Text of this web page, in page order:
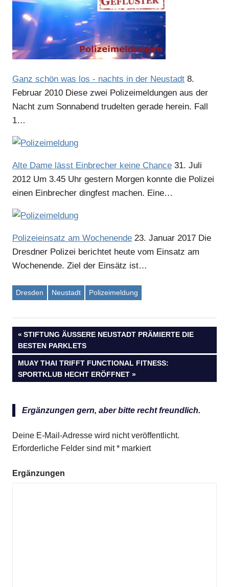
Anzeige
Anzeige
Anzeige
Anzeige
Ganz schön was los - nachts in der Neustadt 8.
Februar 2010 Diese zwei Polizeimeldungen aus der
Nacht zum Sonnabend trudelten gerade herein. Fall
1…
Alte Dame lässt Einbrecher keine Chance 31. Juli
2012 Um 3.45 Uhr gestern Morgen konnte die Polizei
einen Einbrecher dingfest machen. Eine…
Polizeieinsatz am Wochenende 23. Januar 2017 Die
Dresdner Polizei berichtet heute vom Einsatz am
Wochenende. Ziel der Einsätz ist…
Dresden Neustadt Polizeimeldung
Beitragsnavigation
VORHERIGER
BEITRAG:
STIFTUNG ÄUSSERE NEUSTADT PRÄMIERTE DIE B
ESTEN PARKLETS
NÄCHSTER
BEITRAG:
MUAY THAI TRIFFT FUNCTIONAL FITNESS:
SPORTKLUB HECHT ERÖFFNET
Ergänzungen gern, aber bitte recht freundlich.
Deine E-Mail-Adresse wird nicht veröffentlicht.
Erforderliche Felder sind mit* markiert
Ergänzungen